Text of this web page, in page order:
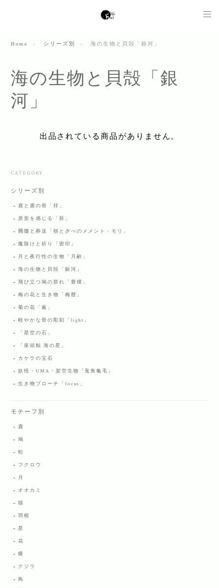
Home シリーズ別 海の生物と貝殻「銀河」
海の生物と貝殻「銀
河」
出品されている商品がありません。
CATEGORY
シリーズ別
鹿と鹿の骨「拝」
原形を感じる「胚」
髑髏と葬送「朝と夕べのメメント・モリ」
魔除けと祈り「密印」
月と夜行性の生物「月齢」
海の生物と貝殻「銀河」
飛び立つ鳩の群れ「豊穣」
梅の花と生き物「梅暦」
菊の花「薫」
軽やかな骨の彫刻「light」
「星空の石」
「座頭鯨 海の星」
カケラの宝石
妖怪・UMA・架空生物「兎角亀毛」
生き物ブローチ「focus」
モチーフ別
鹿
鳩
蛇
フクロウ
月
オオカミ
猫
羽根
星
花
蝶
クジラ
鳥